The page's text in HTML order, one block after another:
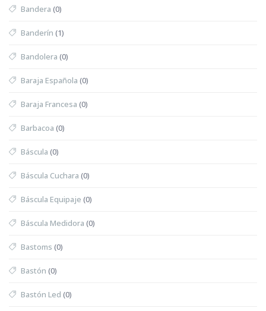
Bandera (0)
Banderín (1)
Bandolera (0)
Baraja Española (0)
Baraja Francesa (0)
Barbacoa (0)
Báscula (0)
Báscula Cuchara (0)
Báscula Equipaje (0)
Báscula Medidora (0)
Bastoms (0)
Bastón (0)
Bastón Led (0)